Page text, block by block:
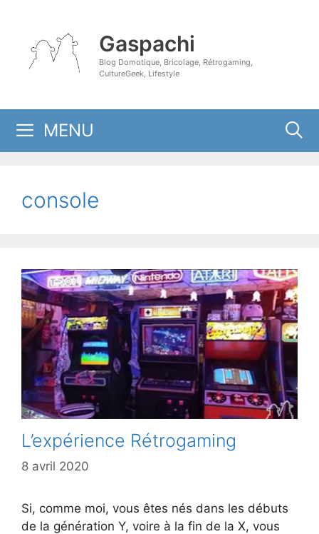
contenu
Gaspachi
Blog Domotique, Bricolage, Rétrogaming,
CultureGeek, Lifestyle
MENU
console
L’expérience Rétrogaming
8 avril 2020
Si, comme moi, vous êtes nés dans les débuts
de la génération Y, voire à la fin de la X, vous